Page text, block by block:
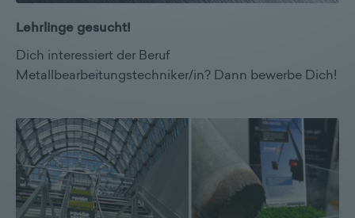
Lehrlinge gesucht!
Dich interessiert der Beruf
Metallbearbeitungstechniker/in? Dann bewerbe Dich!